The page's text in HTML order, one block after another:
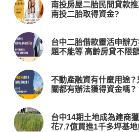
南投房屋二胎民間貸款
南投二胎取得資金?
台中二胎借款靈活申辦方
題不能等 高齡房貸不限額
不動產融資有什麼用途
關都有辦法獲得資金嗎？
台中14期土地成為建商
花7.7億買進1千多坪基地!